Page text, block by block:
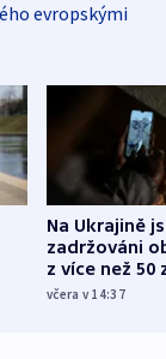
evropskými
Na Ukrajině
zadržováni
z více než 50
Bojovali na
včera v 14:37